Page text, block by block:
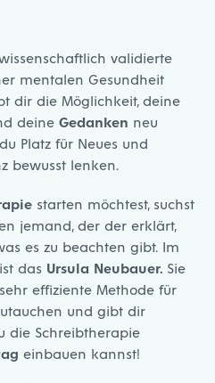
validierte
mentalen Gesundheit
dir die Möglichkeit, deine
deine Gedanken neu
Platz für Neues und
bewusst lenken.
starten möchtest, suchst
jemand, der der erklärt,
es zu beachten gibt. Im
ist das Ursula Neubauer. Sie
effiziente Methode für
und gibt dir
die Schreibtherapie
einbauen kannst!